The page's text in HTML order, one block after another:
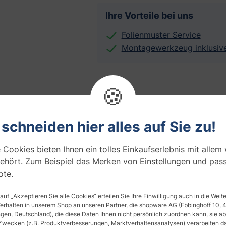
Ihre Vorteile bei uns
Folienmuster Service
Montagewerkzeug
Thema
Natur, Wohnzimmer
Fragen zum Artikel 0 Produktsicherheit
🍪
hier alles auf Sie zu!
Cookies bieten Ihnen ein tolles Einkaufserlebnis mit allem
Zum Beispiel das Merken von Einstellungen und
„Akzeptieren Sie alle Cookies“ erteilen Sie Ihre Einwilligung auch in die
in unserem Shop an unseren Partner, die shopware AG (Ebbinghoff 10,
Deutschland), die diese Daten Ihnen nicht persönlich zuordnen kann, sie
(z.B. Produktverbesserungen, Marktverhaltensanalysen) verarbeiten